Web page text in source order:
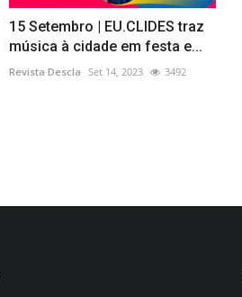
15 Setembro | EU.CLIDES traz
música à cidade em festa e...
Revista Descla Set 14, 2023 3492